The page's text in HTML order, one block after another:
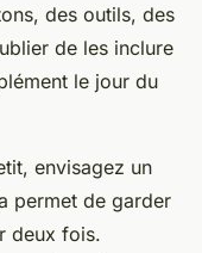
des outils, des
de les inclure
le jour du
envisagez un
permet de garder
deux fois.